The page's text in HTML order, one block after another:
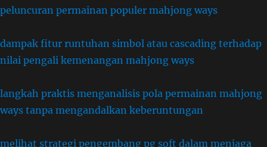
peluncuran permainan populer mahjong ways
dampak fitur runtuhan simbol atau cascading terhadap
nilai pengali kemenangan mahjong ways
langkah praktis menganalisis pola permainan mahjong
ways tanpa mengandalkan keberuntungan
melihat strategi pengembang pg soft dalam menjaga